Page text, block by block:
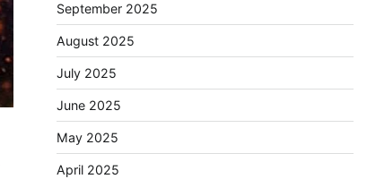
September 2025
August 2025
July 2025
June 2025
May 2025
April 2025